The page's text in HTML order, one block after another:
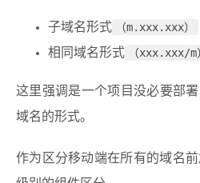
子域名形式
（m.xxx.xxx）
相同域名形式
（xxx.xxx/m
这里强调是一个项目没必要部
域名的形式。
作为区分移动端在所有的域名前